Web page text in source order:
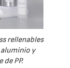
rellenables
y
PP.